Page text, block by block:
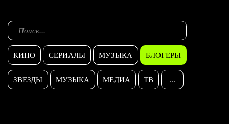
КИНО СЕРИАЛЫ МУЗЫКА БЛОГЕРЫ
ЗВЕЗДЫ МУЗЫКА МЕДИА ТВ ...